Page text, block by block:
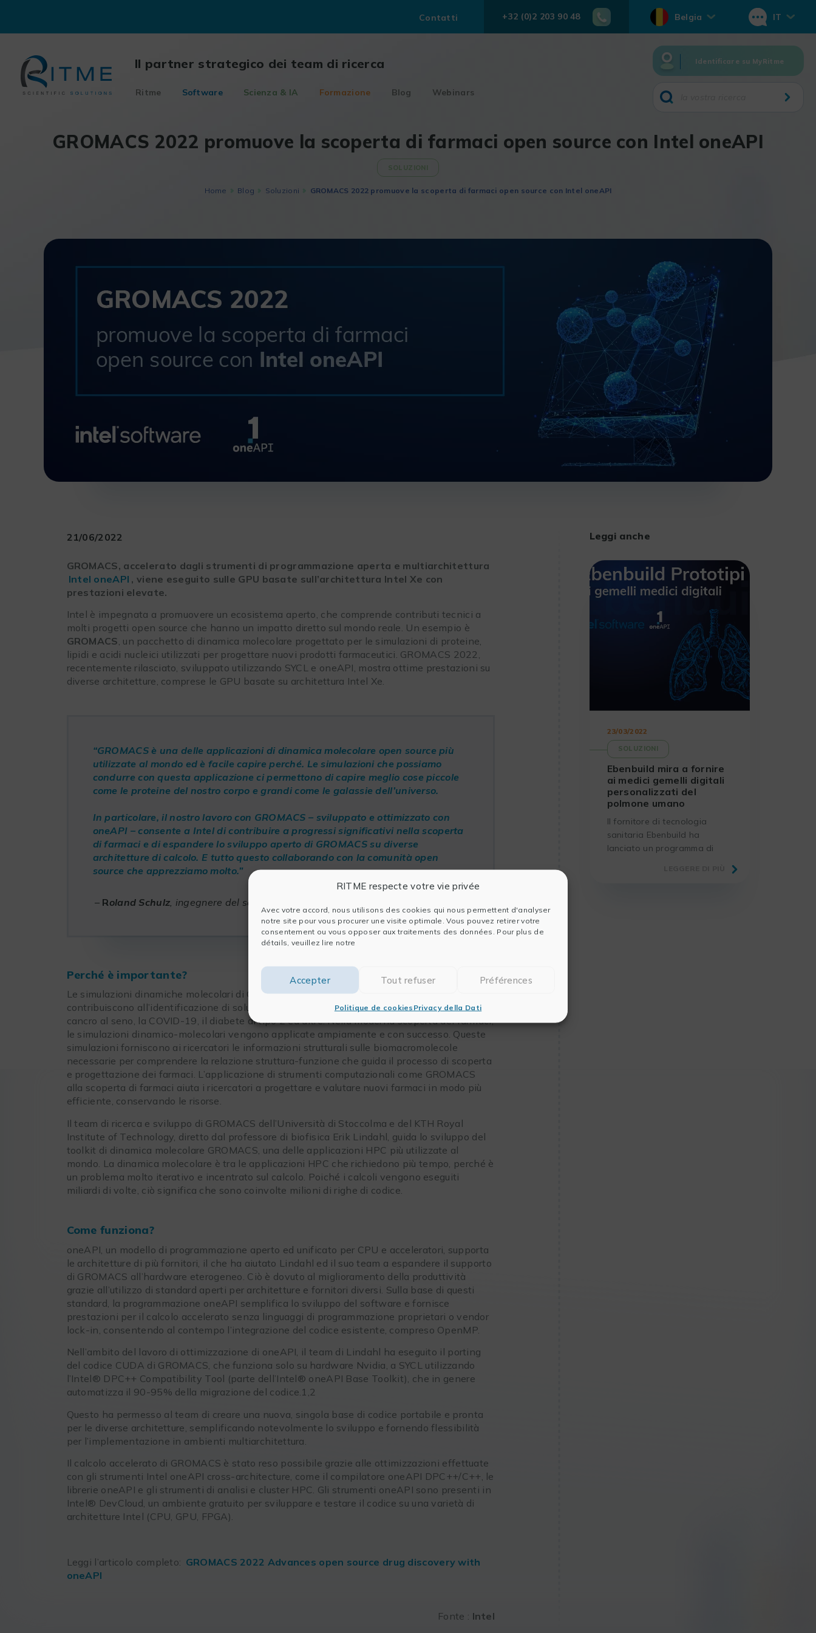
RITME respecte votre vie privée
Avec votre accord, nous utilisons des cookies qui nous permettent d'analyser
notre site pour vous procurer une visite optimale. Vous pouvez retirer votre
consentement ou vous opposer aux traitements des données. Pour plus de
détails, veuillez lire notre
Accepter Tout refuser Préférences
Politique de cookies Privacy della Dati
content
Contatti +32 (0)2 203 90 48 Belgia IT
Il partner strategico dei team di ricerca
Ritme Software Scienza & IA Formazione Blog Webinars
Identificare su MyRitme
GROMACS 2022 promuove la scoperta di farmaci open source con Intel oneAPI
SOLUZIONI
Home Blog Soluzioni GROMACS 2022 promuove la scoperta di farmaci open source con Intel oneAPI
21/06/2022
GROMACS, accelerato dagli strumenti di programmazione aperta e multiarchitettura
Intel oneAPI , viene eseguito sulle GPU basate sull’architettura Intel Xe con
prestazioni elevate.
Intel è impegnata a promuovere un ecosistema aperto, che comprende contributi tecnici a
molti progetti open source che hanno un impatto diretto sul mondo reale. Un esempio è
GROMACS, un pacchetto di dinamica molecolare progettato per le simulazioni di proteine,
lipidi e acidi nucleici utilizzati per progettare nuovi prodotti farmaceutici. GROMACS 2022,
recentemente rilasciato, sviluppato utilizzando SYCL e oneAPI, mostra ottime prestazioni su
diverse architetture, comprese le GPU basate su architettura Intel Xe.
“GROMACS è una delle applicazioni di dinamica molecolare open source più
utilizzate al mondo ed è facile capire perché. Le simulazioni che possiamo
condurre con questa applicazione ci permettono di capire meglio cose piccole
come le proteine del nostro corpo e grandi come le galassie dell’universo.
In particolare, il nostro lavoro con GROMACS – sviluppato e ottimizzato con
oneAPI – consente a Intel di contribuire a progressi significativi nella scoperta
di farmaci e di espandere lo sviluppo aperto di GROMACS su diverse
architetture di calcolo. E tutto questo collaborando con la comunità open
source che apprezziamo molto.”
– Roland Schulz , ingegnere del software parallelo di
Perché è importante?
Le simulazioni dinamiche molecolari di GROMACS, che si avvalgono di oneAPI,
contribuiscono all’identificazione di soluzioni farmaceutiche cruciali per patologie come il
cancro al seno, la COVID-19, il diabete di tipo 2 ed altre. Nella moderna scoperta dei farmaci,
le simulazioni dinamico-molecolari vengono applicate ampiamente e con successo. Queste
simulazioni forniscono ai ricercatori le informazioni strutturali sulle biomacromolecole
necessarie per comprendere la relazione struttura-funzione che guida il processo di scoperta
e progettazione dei farmaci. L’applicazione di strumenti computazionali come GROMACS
alla scoperta di farmaci aiuta i ricercatori a progettare e valutare nuovi farmaci in modo più
efficiente, conservando le risorse.
Il team di ricerca e sviluppo di GROMACS dell’Università di Stoccolma e del KTH Royal
Institute of Technology, diretto dal professore di biofisica Erik Lindahl, guida lo sviluppo del
toolkit di dinamica molecolare GROMACS, una delle applicazioni HPC più utilizzate al
mondo. La dinamica molecolare è tra le applicazioni HPC che richiedono più tempo, perché è
un problema molto iterativo e incentrato sul calcolo. Poiché i calcoli vengono eseguiti
miliardi di volte, ciò significa che sono coinvolte milioni di righe di codice.
Come funziona?
oneAPI, un modello di programmazione aperto ed unificato per CPU e acceleratori, supporta
le architetture di più fornitori, il che ha aiutato Lindahl ed il suo team a espandere il supporto
di GROMACS all’hardware eterogeneo. Ciò è dovuto al miglioramento della produttività
grazie all’utilizzo di standard aperti per architetture e fornitori diversi. Sulla base di questi
standard, la programmazione oneAPI semplifica lo sviluppo del software e fornisce
prestazioni per il calcolo accelerato senza linguaggi di programmazione proprietari o vendor
lock-in, consentendo al contempo l’integrazione del codice esistente, compreso OpenMP.
Nell’ambito del lavoro di ottimizzazione di oneAPI, il team di Lindahl ha eseguito il porting
del codice CUDA di GROMACS, che funziona solo su hardware Nvidia, a SYCL utilizzando
l’Intel® DPC++ Compatibility Tool (parte dell’Intel® oneAPI Base Toolkit), che in genere
automatizza il 90-95% della migrazione del codice.1,2
Questo ha permesso al team di creare una nuova, singola base di codice portabile e pronta
per le diverse architetture, semplificando notevolmente lo sviluppo e fornendo flessibilità
per l’implementazione in ambienti multiarchitettura.
Il calcolo accelerato di GROMACS è stato reso possibile grazie alle ottimizzazioni effettuate
con gli strumenti Intel oneAPI cross-architecture, come il compilatore oneAPI DPC++/C++, le
librerie oneAPI e gli strumenti di analisi e cluster HPC. Gli strumenti oneAPI sono presenti in
Intel® DevCloud, un ambiente gratuito per sviluppare e testare il codice su una varietà di
architetture Intel (CPU, GPU, FPGA).
Leggi l’articolo completo: GROMACS 2022 Advances open source drug discovery with
oneAPI
Fonte : Intel
Leggi anche
23/03/2022
SOLUZIONI
Ebenbuild mira a fornire
ai medici gemelli digitali
personalizzati del
polmone umano
Il fornitore di tecnologia
sanitaria Ebenbuild ha
lanciato un programma di